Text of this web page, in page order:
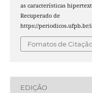
as características
Recuperado de
https://periodicos.ufpb.br/
Fomatos de
EDIÇÃO